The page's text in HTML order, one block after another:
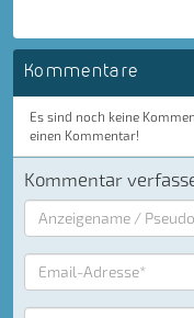
Kommentare
Es sind noch keine
einen Kommentar!
Kommentar